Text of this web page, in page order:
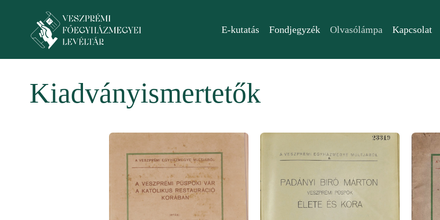
E-kutatás Fondjegyzék Olvasólámpa Kapcsolat
Kiadványismertetők